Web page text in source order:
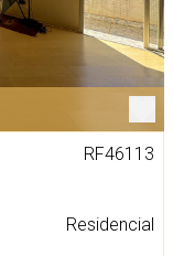
RF46113
Residencial